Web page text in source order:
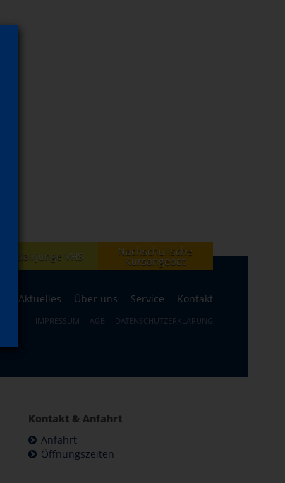
Spezial/junge VHS Nachschulische
Kursangebot
Aktuelles Über uns Service Kontakt
IMPRESSUM AGB DATENSCHUTZERKLÄRUNG
Kontakt & Anfahrt
Anfahrt
Öffnungszeiten